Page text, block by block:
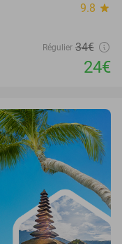
9.8 star
Régulier 34€
24€